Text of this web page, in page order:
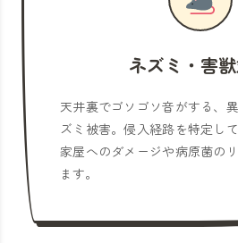
ネズミ・害
天井裏でゴソゴソ音がする、
ズミ被害。侵入経路を特定し
家屋へのダメージや病原菌の
ます。